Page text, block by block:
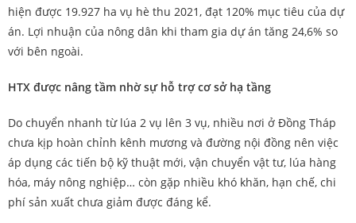
hiện được 19.927 ha vụ hè thu 2021, đạt 120% mục tiêu của dự
án. Lợi nhuận của nông dân khi tham gia dự án tăng 24,6% so
với bên ngoài.
HTX được nâng tầm nhờ sự hỗ trợ cơ sở hạ tầng
Do chuyển nhanh từ lúa 2 vụ lên 3 vụ, nhiều nơi ở Đồng Tháp
chưa kịp hoàn chỉnh kênh mương và đường nội đồng nên việc
áp dụng các tiến bộ kỹ thuật mới, vận chuyển vật tư, lúa hàng
hóa, máy nông nghiệp… còn gặp nhiều khó khăn, hạn chế, chi
phí sản xuất chưa giảm được đáng kể.